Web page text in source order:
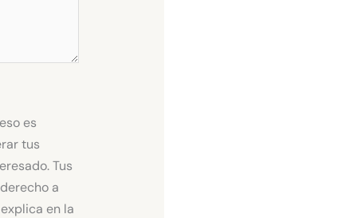
es
tus
Tus
a
en la